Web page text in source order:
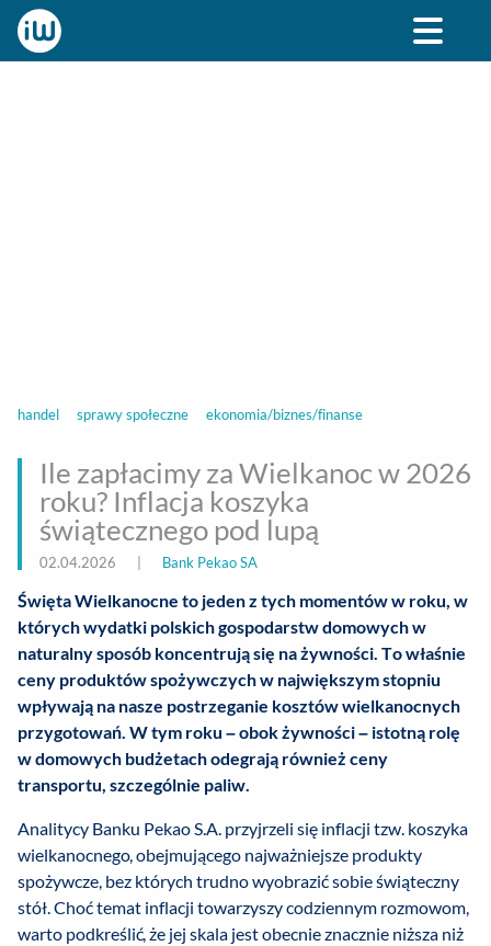
handel sprawy społeczne ekonomia/biznes/finanse
Ile zapłacimy za Wielkanoc w 2026
roku? Inflacja koszyka
świątecznego pod lupą
02.04.2026 Bank Pekao SA
Święta Wielkanocne to jeden z tych momentów w roku, w
których wydatki polskich gospodarstw domowych w
naturalny sposób koncentrują się na żywności. To właśnie
ceny produktów spożywczych w największym stopniu
wpływają na nasze postrzeganie kosztów wielkanocnych
przygotowań. W tym roku – obok żywności – istotną rolę
w domowych budżetach odegrają również ceny
transportu, szczególnie paliw.
Analitycy Banku Pekao S.A. przyjrzeli się inflacji tzw. koszyka
wielkanocnego, obejmującego najważniejsze produkty
spożywcze, bez których trudno wyobrazić sobie świąteczny
stół. Choć temat inflacji towarzyszy codziennym rozmowom,
warto podkreślić, że jej skala jest obecnie znacznie niższa niż